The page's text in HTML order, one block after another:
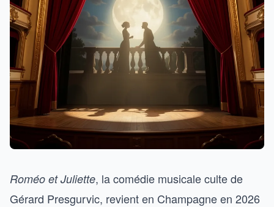
Roméo et Juliette, la comédie musicale culte de
Gérard Presgurvic, revient en Champagne en 2026